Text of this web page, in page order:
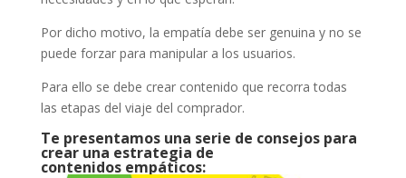
Por dicho motivo, la empatía debe ser genuina y no se
puede forzar para manipular a los usuarios.
Para ello se debe crear contenido que recorra todas
las etapas del viaje del comprador.
Te presentamos una serie de consejos para
crear una estrategia de
contenidos empáticos: